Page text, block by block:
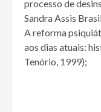
processo de
Sandra Assis
A reforma
aos dias atuais:
Tenório, 1999);